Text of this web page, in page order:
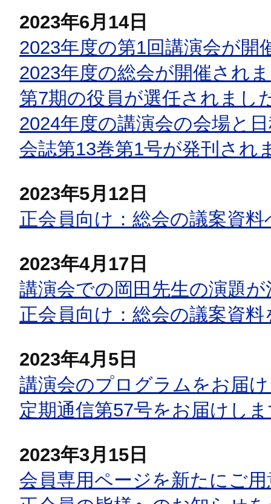
2023年6月14日
2023年度の第1回講演会が開
2023年度の総会が開催され
第7期の役員が選任されまし
2024年度の講演会の会場と
会誌第13巻第1号が発刊され
2023年5月12日
正会員向け：総会の議案資
2023年4月17日
講演会での岡田先生の演題
正会員向け：総会の議案資
2023年4月5日
講演会のプログラムをお届
定期通信第57号をお届けし
2023年3月15日
会員専用ページを新たにご